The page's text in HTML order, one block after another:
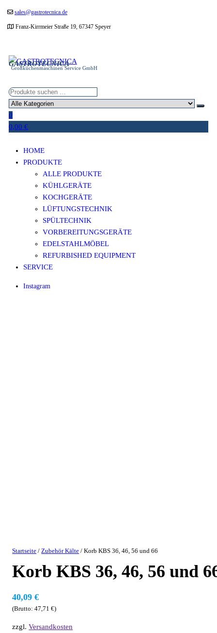
Zumsales@gastrotecnica.de
Franz-Kirrmeier Straße 19, 67347 Speyer
GASTROTECNICA
Großküchenmaschinen Service GmbH
0
0,00 €
HOME
PRODUKTE
ALLE PRODUKTE
KÜHLGERÄTE
KOCHGERÄTE
LÜFTUNGSTECHNIK
SPÜLTECHNIK
VORBEREITUNGSGERÄTE
EDELSTAHLMÖBEL
REFURBISHED EQUIPMENT
SERVICE
Instagram
Startseite /Zubehör Kälte / Korb KBS 36, 46, 56 und 66
Korb KBS 36, 46, 56 und
40,09€
(Brutto:47,71€)
zzgl.Versandkosten